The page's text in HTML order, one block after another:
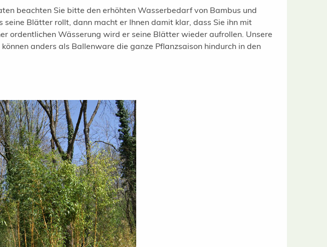
beachten Sie bitte den erhöhten Wasserbedarf von Bambus und
Blätter rollt, dann macht er Ihnen damit klar, dass Sie ihn mit
ordentlichen Wässerung wird er seine Blätter wieder aufrollen. Unsere
anders als Ballenware die ganze Pflanzsaison hindurch in den